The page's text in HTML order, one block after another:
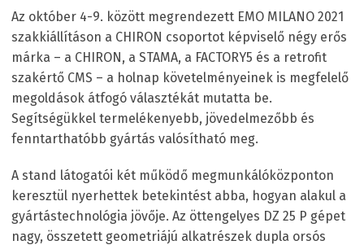
Az október 4-9. között megrendezett EMO MILANO 2021
szakkiállításon a CHIRON csoportot képviselő négy erős
márka – a CHIRON, a STAMA, a FACTORY5 és a retrofit
szakértő CMS – a holnap követelményeinek is megfelelő
megoldások átfogó választékát mutatta be.
Segítségükkel termelékenyebb, jövedelmezőbb és
fenntarthatóbb gyártás valósítható meg.
A stand látogatói két működő megmunkálóközponton
keresztül nyerhettek betekintést abba, hogyan alakul a
gyártástechnológia jövője. Az öttengelyes DZ 25 P gépet
nagy, összetett geometriájú alkatrészek dupla orsós